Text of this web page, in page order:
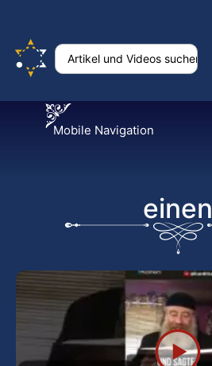
Mobile Navigation
einen